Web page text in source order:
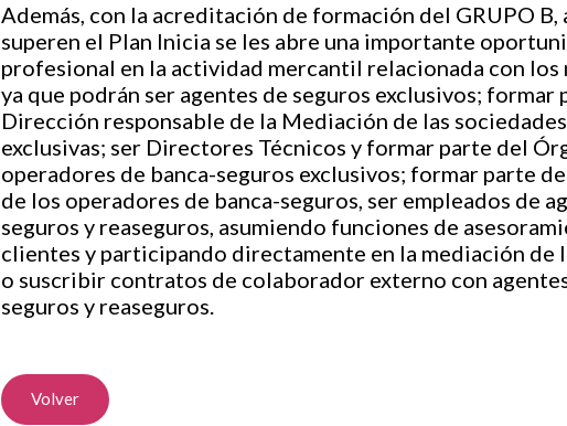
Además, con la acreditación de formación del GRUPO B,
superen el Plan Inicia se les abre una importante
profesional en la actividad mercantil relacionada con los
ya que podrán ser agentes de seguros exclusivos; formar
Dirección responsable de la Mediación de las
exclusivas; ser Directores Técnicos y formar parte del
operadores de banca-seguros exclusivos; formar parte
de los operadores de banca-seguros, ser empleados de
seguros y reaseguros, asumiendo funciones de
clientes y participando directamente en la mediación de
o suscribir contratos de colaborador externo con
seguros y reaseguros.
Volver